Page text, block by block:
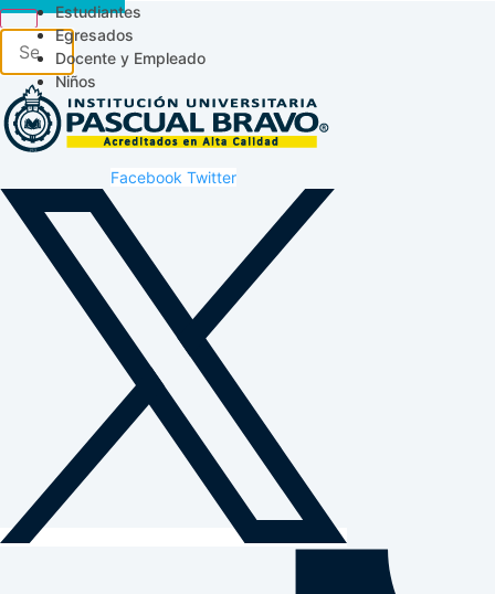
Estudiantes
Egresados
Docente y Empleado
Niños
Facebook Twitter